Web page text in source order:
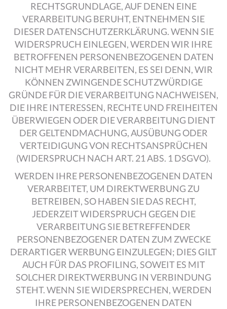
RECHTSGRUNDLAGE, AUF DENEN EINE
VERARBEITUNG BERUHT, ENTNEHMEN SIE
DIESER DATENSCHUTZERKLÄRUNG. WENN SIE
WIDERSPRUCH EINLEGEN, WERDEN WIR IHRE
BETROFFENEN PERSONENBEZOGENEN DATEN
NICHT MEHR VERARBEITEN, ES SEI DENN, WIR
KÖNNEN ZWINGENDE SCHUTZWÜRDIGE
GRÜNDE FÜR DIE VERARBEITUNG NACHWEISEN,
DIE IHRE INTERESSEN, RECHTE UND FREIHEITEN
ÜBERWIEGEN ODER DIE VERARBEITUNG DIENT
DER GELTENDMACHUNG, AUSÜBUNG ODER
VERTEIDIGUNG VON RECHTSANSPRÜCHEN
(WIDERSPRUCH NACH ART. 21 ABS. 1 DSGVO).
WERDEN IHRE PERSONENBEZOGENEN DATEN
VERARBEITET, UM DIREKTWERBUNG ZU
BETREIBEN, SO HABEN SIE DAS RECHT,
JEDERZEIT WIDERSPRUCH GEGEN DIE
VERARBEITUNG SIE BETREFFENDER
PERSONENBEZOGENER DATEN ZUM ZWECKE
DERARTIGER WERBUNG EINZULEGEN; DIES GILT
AUCH FÜR DAS PROFILING, SOWEIT ES MIT
SOLCHER DIREKTWERBUNG IN VERBINDUNG
STEHT. WENN SIE WIDERSPRECHEN, WERDEN
IHRE PERSONENBEZOGENEN DATEN